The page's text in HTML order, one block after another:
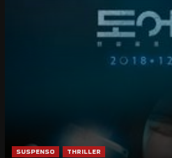
SUSPENSO THRILLER